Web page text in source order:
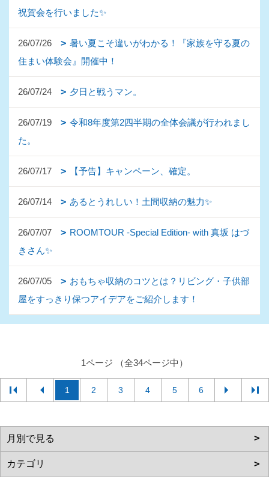
祝賀会を行いました✨
26/07/26
暑い夏こそ違いがわかる！『家族を守る夏の
住まい体験会』開催中！
26/07/24 夕日と戦うマン。
26/07/19
令和8年度第2四半期の全体会議が行われまし
た。
26/07/17 【予告】キャンペーン、確定。
26/07/14 あるとうれしい！土間収納の魅力✨
26/07/07
ROOMTOUR -Special Edition- with 真坂 はづ
きさん✨
26/07/05
おもちゃ収納のコツとは？リビング・子供部
屋をすっきり保つアイデアをご紹介します！
1ページ （全34ページ中）
1 2 3 4 5 6